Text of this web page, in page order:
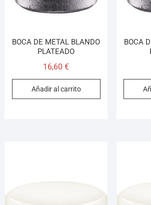
BOCA DE METAL BLANDO
PLATEADO
16,60€
Añadir al carrito
BOCA